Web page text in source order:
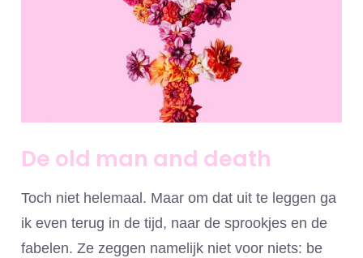
De old man and death
Toch niet helemaal. Maar om dat uit te leggen ga
ik even terug in de tijd, naar de sprookjes en de
fabelen. Ze zeggen namelijk niet voor niets: be